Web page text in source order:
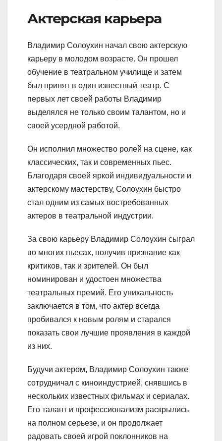
Актерская карьера
Владимир Солоухин начал свою актерскую
карьеру в молодом возрасте. Он прошел
обучение в театральном училище и затем
был принят в один известный театр. С
первых лет своей работы Владимир
выделялся не только своим талантом, но и
своей усердной работой.
Он исполнил множество ролей на сцене, как
классических, так и современных пьес.
Благодаря своей яркой индивидуальности и
актерскому мастерству, Солоухин быстро
стал одним из самых востребованных
актеров в театральной индустрии.
За свою карьеру Владимир Солоухин сыграл
во многих пьесах, получив признание как
критиков, так и зрителей. Он был
номинирован и удостоен множества
театральных премий. Его уникальность
заключается в том, что актер всегда
пробивался к новым ролям и старался
показать свои лучшие проявления в каждой
из них.
Будучи актером, Владимир Солоухин также
сотрудничал с киноиндустрией, снявшись в
нескольких известных фильмах и сериалах.
Его талант и профессионализм раскрылись
на полном серьезе, и он продолжает
радовать своей игрой поклонников на